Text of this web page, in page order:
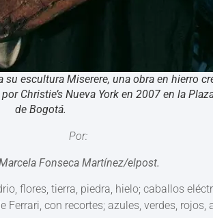
escultura Miserere, una obra en hierro
Christie’s Nueva York en 2007 en la
de Bogotá.
Por:
Fonseca Martínez/elpost.
flores, tierra, piedra, hielo; caballos
Ferrari, con recortes; azules, verdes, rojos,